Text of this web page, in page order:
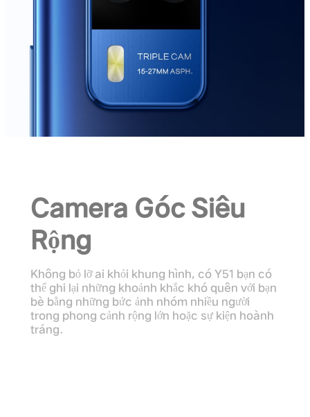
Camera Góc Siêu
Rộng
Không bỏ lỡ ai khỏi khung hình, có Y51 bạn có
thể ghi lại những khoảnh khắc khó quên với bạn
bè bằng những bức ảnh nhóm nhiều người
trong phong cảnh rộng lớn hoặc sự kiện hoành
tráng.